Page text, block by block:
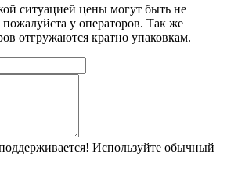
ситуацией цены могут быть не
у операторов. Так же
отгружаются кратно упаковкам.
Используйте обычный